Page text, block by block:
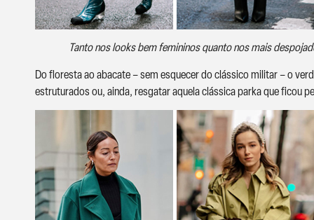
Tanto nos looks bem femininos quanto nos mais
Do floresta ao abacate – sem esquecer do clássico militar – o
estruturados ou, ainda, resgatar aquela clássica parka que ficou